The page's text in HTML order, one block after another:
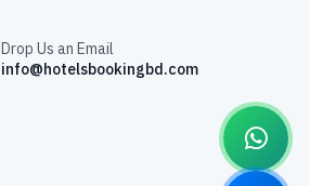
Drop Us an Email
info@hotelsbookingbd.com